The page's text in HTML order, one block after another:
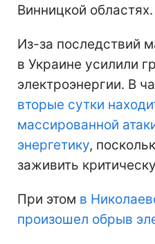
Винницкой областях.
Из-за последствий
в Украине усилили
электроэнергии. В
вторые сутки
массированной
энергетику,
заживить
При этом в
произошел обрыв